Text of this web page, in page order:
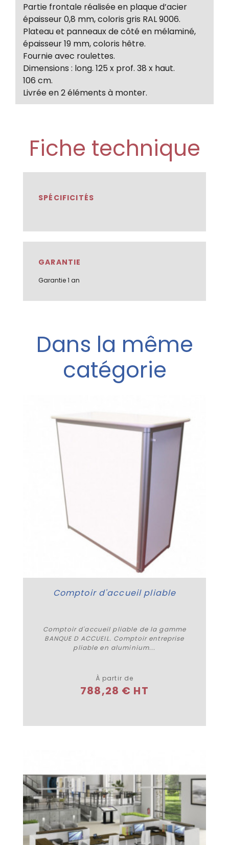
Partie frontale réalisée en plaque d’acier
épaisseur 0,8 mm, coloris gris RAL 9006.
Plateau et panneaux de côté en mélaminé,
épaisseur 19 mm, coloris hêtre.
Fournie avec roulettes.
Dimensions : long. 125 x prof. 38 x haut.
106 cm.
Livrée en 2 éléments à monter.
Fiche technique
SPÉCIFICITÉS
GARANTIE
Garantie 1 an
Dans la même
catégorie
Comptoir d'accueil pliable
Comptoir d'accueil pliable de la gamme
BANQUE D ACCUEIL. Comptoir entreprise
pliable en aluminium...
À partir de
788,28 € HT